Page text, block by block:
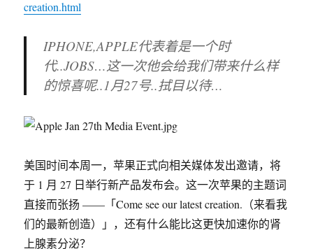
creation.html
IPHONE,APPLE代表着是一个时
代..JOBS…这一次他会给我们带来什么样
的惊喜呢..1月27号..拭目以待…
美国时间本周一，苹果正式向相关媒体发出邀请，将
于 1 月 27 日举行新产品发布会。这一次苹果的主题词
直接而张扬 ——「Come see our latest creation.（来看我
们的最新创造）」，还有什么能比这更快加速你的肾
上腺素分泌？